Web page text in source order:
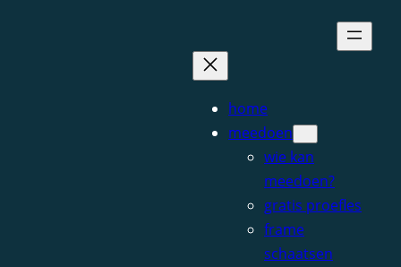
home
meedoen
wie kan
meedoen?
gratis proefles
frame
schaatsen